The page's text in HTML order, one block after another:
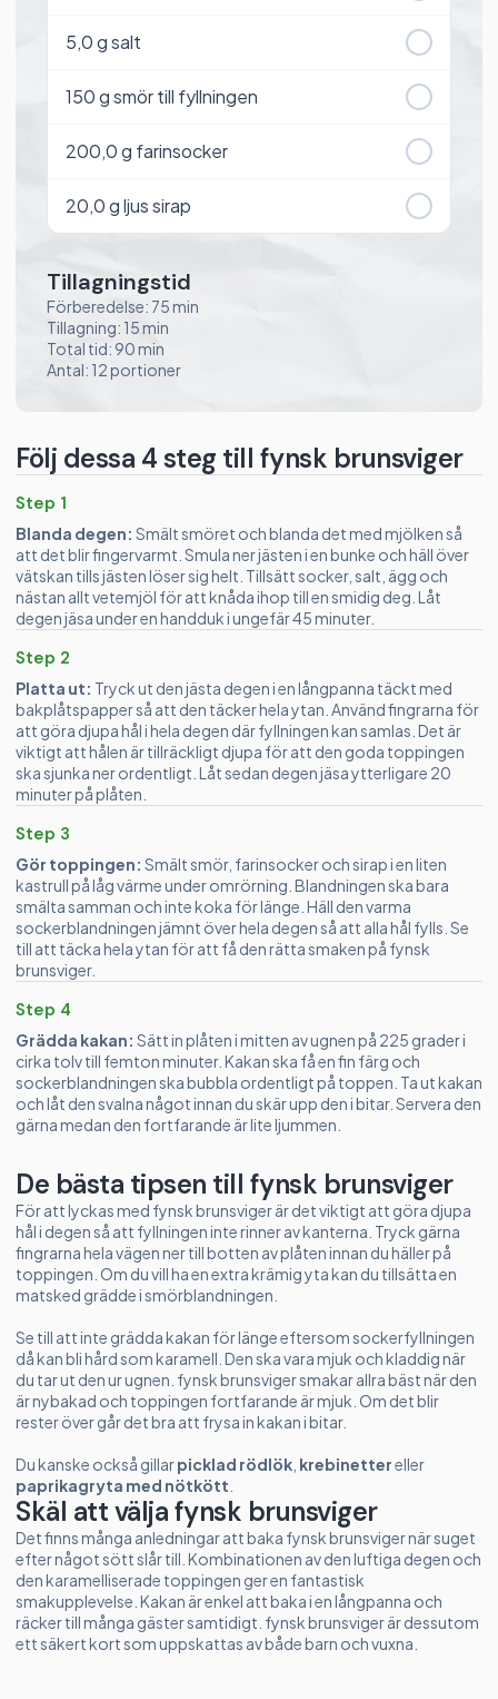
Skäl att välja fynsk brunsviger
Det finns många anledningar att baka fynsk brunsviger när suget
efter något sött slår till. Kombinationen av den luftiga degen och
den karamelliserade toppingen ger en fantastisk
smakupplevelse. Kakan är enkel att baka i en långpanna och
räcker till många gäster samtidigt. fynsk brunsviger är dessutom
ett säkert kort som uppskattas av både barn och vuxna.
Följ dessa 4 steg till fynsk brunsviger
Step 1
Blanda degen: Smält smöret och blanda det med mjölken så
att det blir fingervarmt. Smula ner jästen i en bunke och häll över
vätskan tills jästen löser sig helt. Tillsätt socker, salt, ägg och
nästan allt vetemjöl för att knåda ihop till en smidig deg. Låt
degen jäsa under en handduk i ungefär 45 minuter.
Step 2
Platta ut: Tryck ut den jästa degen i en långpanna täckt med
bakplåtspapper så att den täcker hela ytan. Använd fingrarna för
att göra djupa hål i hela degen där fyllningen kan samlas. Det är
viktigt att hålen är tillräckligt djupa för att den goda toppingen
ska sjunka ner ordentligt. Låt sedan degen jäsa ytterligare 20
minuter på plåten.
Step 3
Gör toppingen: Smält smör, farinsocker och sirap i en liten
kastrull på låg värme under omrörning. Blandningen ska bara
smälta samman och inte koka för länge. Häll den varma
sockerblandningen jämnt över hela degen så att alla hål fylls. Se
till att täcka hela ytan för att få den rätta smaken på fynsk
brunsviger.
Step 4
Grädda kakan: Sätt in plåten i mitten av ugnen på 225 grader i
cirka tolv till femton minuter. Kakan ska få en fin färg och
sockerblandningen ska bubbla ordentligt på toppen. Ta ut kakan
och låt den svalna något innan du skär upp den i bitar. Servera den
gärna medan den fortfarande är lite ljummen.
De bästa tipsen till fynsk brunsviger
För att lyckas med fynsk brunsviger är det viktigt att göra djupa
hål i degen så att fyllningen inte rinner av kanterna. Tryck gärna
fingrarna hela vägen ner till botten av plåten innan du häller på
toppingen. Om du vill ha en extra krämig yta kan du tillsätta en
matsked grädde i smörblandningen.
Se till att inte grädda kakan för länge eftersom sockerfyllningen
då kan bli hård som karamell. Den ska vara mjuk och kladdig när
du tar ut den ur ugnen. fynsk brunsviger smakar allra bäst när den
är nybakad och toppingen fortfarande är mjuk. Om det blir
rester över går det bra att frysa in kakan i bitar.
Du kanske också gillarpicklad rödlök krebinettereller
paprikagryta med nötkött
5,0g salt
150g smör till fyllningen
200,0g farinsocker
20,0g ljus sirap
Tillagningstid
Förberedelse: 75 min
Tillagning: 15 min
Total tid: 90 min
Antal: 12 portioner